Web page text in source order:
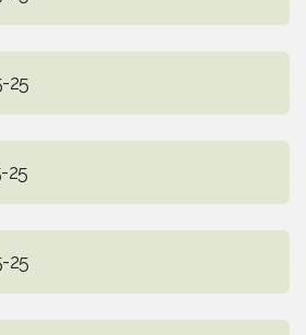
25
25
25